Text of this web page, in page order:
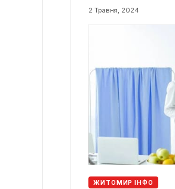
2 Травня, 2024
ЖИТОМИР ІНФО